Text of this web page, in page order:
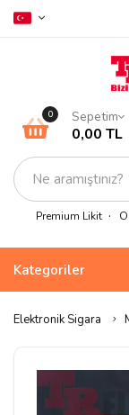
Premium Likit
0 Sepetim
0,00 TL
Kategoriler
Elektronik Sigara